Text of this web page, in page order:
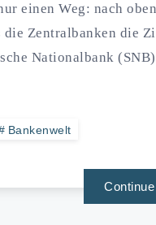
einen Weg: nach
Zentralbanken die
Nationalbank
Bankenwelt